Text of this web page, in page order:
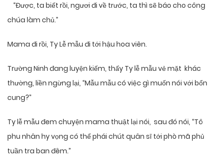
“Được, ta biết rồi, ngươi đi về trước, ta thì sẽ báo cho công
chúa làm chủ.”
Mama đi rồi, Ty Lễ mẫu đi tới hậu hoa viên.
Trường Ninh đang luyện kiếm, thấy Ty lễ mẫu vẻ mặt khác
thường, liền ngừng lại, “Mẫu mẫu có việc gì muốn nói với bổn
cung?”
Ty lễ mẫu đem chuyện mama thuật lại nói, sau đó nói, “Tô
phu nhân hy vọng có thể phái chút quân sĩ tới phò mã phủ
tuần tra ban đêm.”